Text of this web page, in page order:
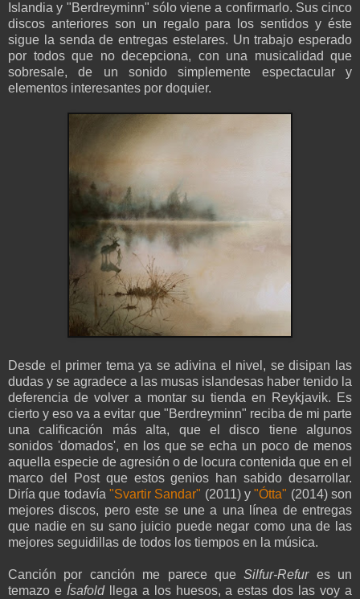
Islandia y "Berdreyminn" sólo viene a confirmarlo. Sus cinco
discos anteriores son un regalo para los sentidos y éste
sigue la senda de entregas estelares. Un trabajo esperado
por todos que no decepciona, con una musicalidad que
sobresale, de un sonido simplemente espectacular y
elementos interesantes por doquier.
Desde el primer tema ya se adivina el nivel, se disipan las
dudas y se agradece a las musas islandesas haber tenido la
deferencia de volver a montar su tienda en Reykjavik. Es
cierto y eso va a evitar que "Berdreyminn" reciba de mi parte
una calificación más alta, que el disco tiene algunos
sonidos 'domados', en los que se echa un poco de menos
aquella especie de agresión o de locura contenida que en el
marco del Post que estos genios han sabido desarrollar.
Diría que todavía "Svartir Sandar" (2011) y"Ótta" (2014) son
mejores discos, pero este se une a una línea de entregas
que nadie en su sano juicio puede negar como una de las
mejores seguidillas de todos los tiempos en la música.
Canción por canción me parece queSilfur-Refures un
temazo e Ísafoldllega a los huesos, a estas dos las voy a